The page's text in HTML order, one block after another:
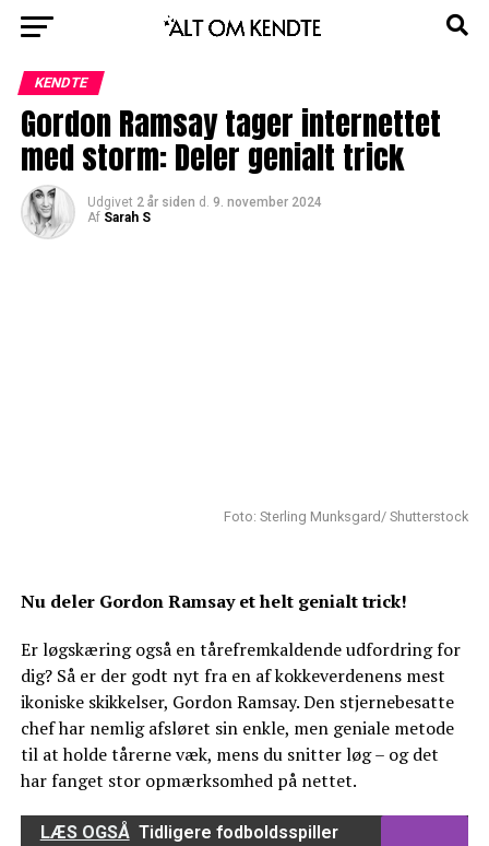
KENDTE
Gordon Ramsay tager internettet
med storm: Deler genialt trick
Udgivet 2 år siden d. 9. november 2024
Af Sarah S
Foto: Sterling Munksgard/ Shutterstock
Nu deler Gordon Ramsay et helt genialt trick!
Er løgskæring også en tårefremkaldende udfordring for
dig? Så er der godt nyt fra en af kokkeverdenens mest
ikoniske skikkelser, Gordon Ramsay. Den stjernebesatte
chef har nemlig afsløret sin enkle, men geniale metode
til at holde tårerne væk, mens du snitter løg – og det
har fanget stor opmærksomhed på nettet.
LÆS OGSÅ Tidligere fodboldsspiller